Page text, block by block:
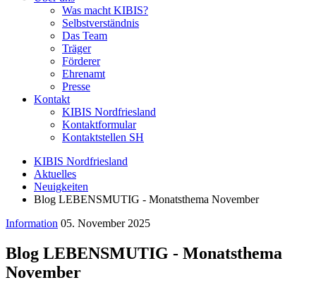
Was macht KIBIS?
Selbstverständnis
Das Team
Träger
Förderer
Ehrenamt
Presse
Kontakt
KIBIS Nordfriesland
Kontaktformular
Kontaktstellen SH
KIBIS Nordfriesland
Aktuelles
Neuigkeiten
Blog LEBENSMUTIG - Monatsthema November
Information 05. November 2025
Blog LEBENSMUTIG - Monatsthema
November